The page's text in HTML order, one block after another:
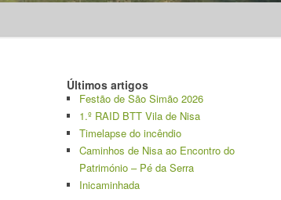
Últimos artigos
Festão de São Simão 2026
1.º RAID BTT Vila de Nisa
Timelapse do incêndio
Caminhos de Nisa ao Encontro do
Património – Pé da Serra
Inicaminhada